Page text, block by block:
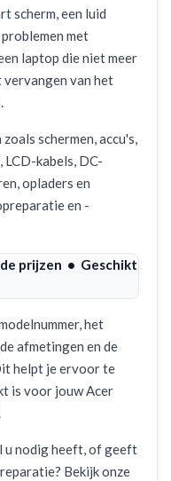
scherm, een luid
met
laptop die niet meer
van het
schermen, accu's,
kabels, DC-
opladers en
en -
prijzen • Geschikt
het
afmetingen en de
helpt je ervoor te
is voor jouw Acer
u nodig heeft, of geeft
Bekijk onze